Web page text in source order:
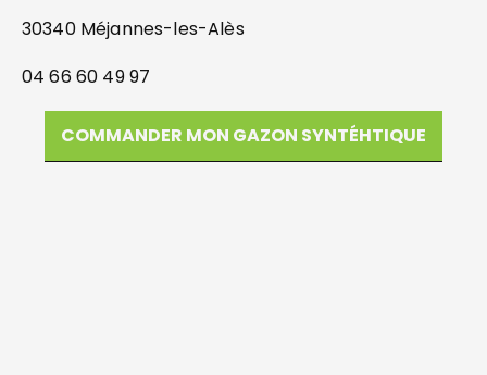
30340 Méjannes-les-Alès
04 66 60 49 97
COMMANDER MON GAZON SYNTÉHTIQUE